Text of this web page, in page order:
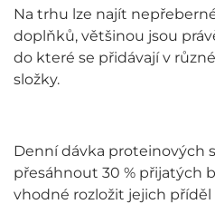
Na trhu lze najít
doplňků, většinou jsou
do které se přidávají v
složky.
Denní dávka proteinových
přesáhnout 30 % přijatých
vhodné rozložit jejich